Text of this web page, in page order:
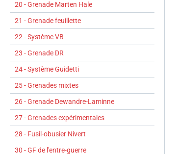
20 - Grenade Marten Hale
21 - Grenade feuillette
22 - Système VB
23 - Grenade DR
24 - Système Guidetti
25 - Grenades mixtes
26 - Grenade Dewandre-Laminne
27 - Grenades expérimentales
28 - Fusil-obusier Nivert
30 - GF de l'entre-guerre